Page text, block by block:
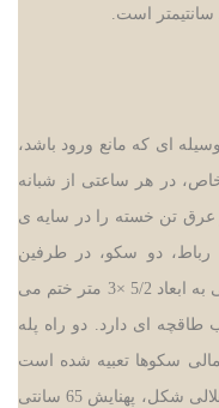
ای که مانع ورود باشد،
در هر ساعتی از شبانه
عرق تن خسته را در سایه ی
رباط، دو سکو، در طرفین
5/2
×
3 متر ختم می
طاقچه ای دارد. دو راه پله
سکوها تعبیه شده است
که هر یک 10 پله دارد. طاق درگاه راه پله، هلالی شکل، پهنایش 65 سانتی